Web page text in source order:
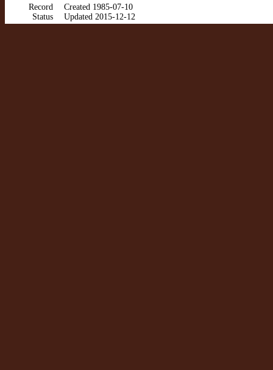
Record
Status
Created 1985-07-10
Updated 2015-12-12